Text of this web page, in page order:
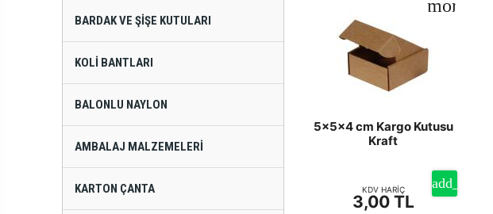
BARDAK VE ŞIŞE KUTULARI
KOLI BANTLARI
BALONLU NAYLON
AMBALAJ MALZEMELERI
KARTON ÇANTA
5x5x4 cm Kargo Kutusu
Kraft
KDV HARİÇ
3,00 TL